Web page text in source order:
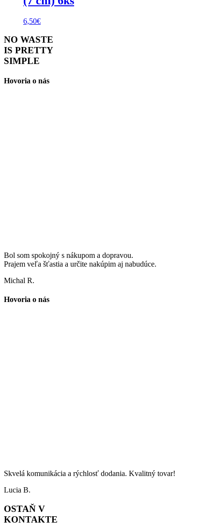
6,50€
NO WASTE
IS PRETTY
SIMPLE
Hovoria o nás
Bol som spokojný s nákupom a dopravou.
Prajem veľa šťastia a určite nakúpim aj nabudúce.
Michal R.
Hovoria o nás
Skvelá komunikácia a rýchlosť dodania. Kvalitný tovar!
Lucia B.
OSTAŇ V
KONTAKTE